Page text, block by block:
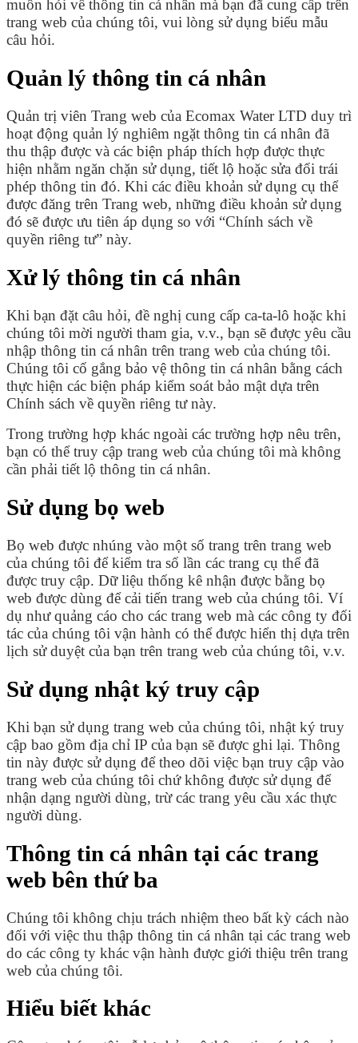
muốn hỏi về thông tin cá nhân mà bạn đã cung cấp trên
trang web của chúng tôi, vui lòng sử dụng biểu mẫu
câu hỏi.
Quản lý thông tin cá nhân
Quản trị viên Trang web của Ecomax Water LTD duy trì
hoạt động quản lý nghiêm ngặt thông tin cá nhân đã
thu thập được và các biện pháp thích hợp được thực
hiện nhằm ngăn chặn sử dụng, tiết lộ hoặc sửa đổi trái
phép thông tin đó. Khi các điều khoản sử dụng cụ thể
được đăng trên Trang web, những điều khoản sử dụng
đó sẽ được ưu tiên áp dụng so với “Chính sách về
quyền riêng tư” này.
Xử lý thông tin cá nhân
Khi bạn đặt câu hỏi, đề nghị cung cấp ca-ta-lô hoặc khi
chúng tôi mời người tham gia, v.v., bạn sẽ được yêu cầu
nhập thông tin cá nhân trên trang web của chúng tôi.
Chúng tôi cố gắng bảo vệ thông tin cá nhân bằng cách
thực hiện các biện pháp kiểm soát bảo mật dựa trên
Chính sách về quyền riêng tư này.
Trong trường hợp khác ngoài các trường hợp nêu trên,
bạn có thể truy cập trang web của chúng tôi mà không
cần phải tiết lộ thông tin cá nhân.
Sử dụng bọ web
Bọ web được nhúng vào một số trang trên trang web
của chúng tôi để kiểm tra số lần các trang cụ thể đã
được truy cập. Dữ liệu thống kê nhận được bằng bọ
web được dùng để cải tiến trang web của chúng tôi. Ví
dụ như quảng cáo cho các trang web mà các công ty đối
tác của chúng tôi vận hành có thể được hiển thị dựa trên
lịch sử duyệt của bạn trên trang web của chúng tôi, v.v.
Sử dụng nhật ký truy cập
Khi bạn sử dụng trang web của chúng tôi, nhật ký truy
cập bao gồm địa chỉ IP của bạn sẽ được ghi lại. Thông
tin này được sử dụng để theo dõi việc bạn truy cập vào
trang web của chúng tôi chứ không được sử dụng để
nhận dạng người dùng, trừ các trang yêu cầu xác thực
người dùng.
Thông tin cá nhân tại các trang
web bên thứ ba
Chúng tôi không chịu trách nhiệm theo bất kỳ cách nào
đối với việc thu thập thông tin cá nhân tại các trang web
do các công ty khác vận hành được giới thiệu trên trang
web của chúng tôi.
Hiểu biết khác